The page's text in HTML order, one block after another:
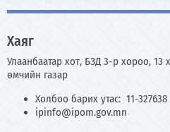
Хаяг
Улаанбаатар хот, БЗД 3-р хороо,
өмчийн газар
Холбоо барих утас: 11-327638
ipinfo@ipom.gov.mn